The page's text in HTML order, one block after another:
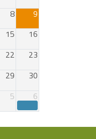
8
9
15
16
22
23
29
30
5 6